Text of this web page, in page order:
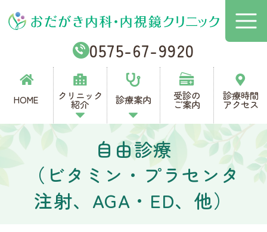
おだがき内科・内視鏡クリニック
0575-67-9920
HOME クリニック
紹介 診療案内 受診の
ご案内
診療時間
アクセス
自由診療
（ビタミン・プラセンタ
注射、AGA・ED、他）